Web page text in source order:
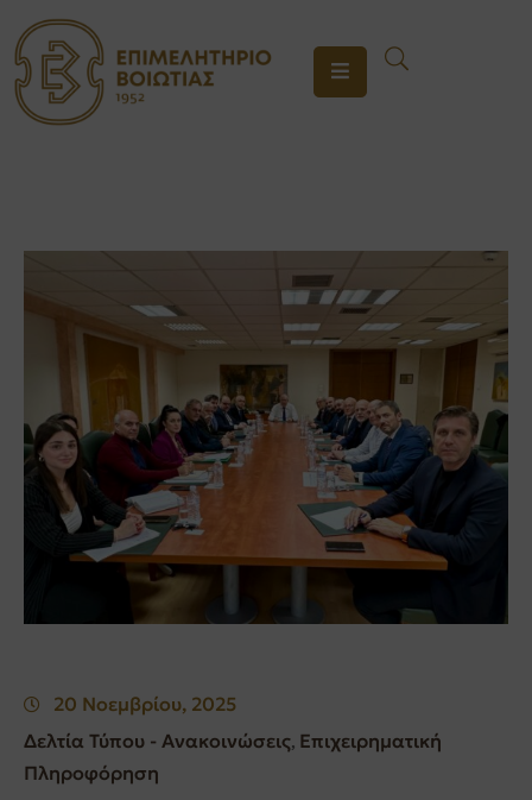
ΤΟ
ΕΠΙΜΕΛΗΤΗΡΙΟ
20 Νοεμβρίου, 2025
Δελτία Τύπου - Ανακοινώσεις‚ Επιχειρηματική
Πληροφόρηση